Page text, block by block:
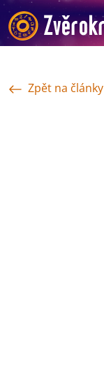
Zpět na články